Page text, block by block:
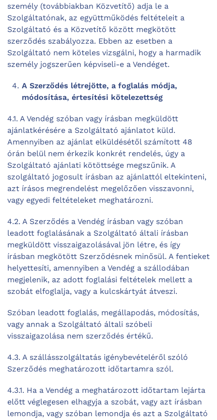
személy (továbbiakban Közvetítő) adja le a
Szolgáltatónak, az együttműködés feltételeit a
Szolgáltató és a Közvetítő között megkötött
szerződés szabályozza. Ebben az esetben a
Szolgáltató nem köteles vizsgálni, hogy a harmadik
személy jogszerűen képviseli-e a Vendéget.
A Szerződés létrejötte, a foglalás módja,
módosítása, értesítési kötelezettség
4.1. A Vendég szóban vagy írásban megküldött
ajánlatkérésére a Szolgáltató ajánlatot küld.
Amennyiben az ajánlat elküldésétől számított 48
órán belül nem érkezik konkrét rendelés, úgy a
Szolgáltató ajánlati kötöttsége megszűnik. A
szolgáltató jogosult írásban az ajánlattól eltekinteni,
azt írásos megrendelést megelőzően visszavonni,
vagy egyedi feltételeket meghatározni.
4.2. A Szerződés a Vendég írásban vagy szóban
leadott foglalásának a Szolgáltató általi írásban
megküldött visszaigazolásával jön létre, és így
írásban megkötött Szerződésnek minősül. A fentieket
helyettesíti, amennyiben a Vendég a szállodában
megjelenik, az adott foglalási feltételek mellett a
szobát elfoglalja, vagy a kulcskártyát átveszi.
Szóban leadott foglalás, megállapodás, módosítás,
vagy annak a Szolgáltató általi szóbeli
visszaigazolása nem szerződés értékű.
4.3. A szállásszolgáltatás igénybevételéről szóló
Szerződés meghatározott időtartamra szól.
4.3.1. Ha a Vendég a meghatározott időtartam lejárta
előtt véglegesen elhagyja a szobát, vagy azt írásban
lemondja, vagy szóban lemondja és azt a Szolgáltató